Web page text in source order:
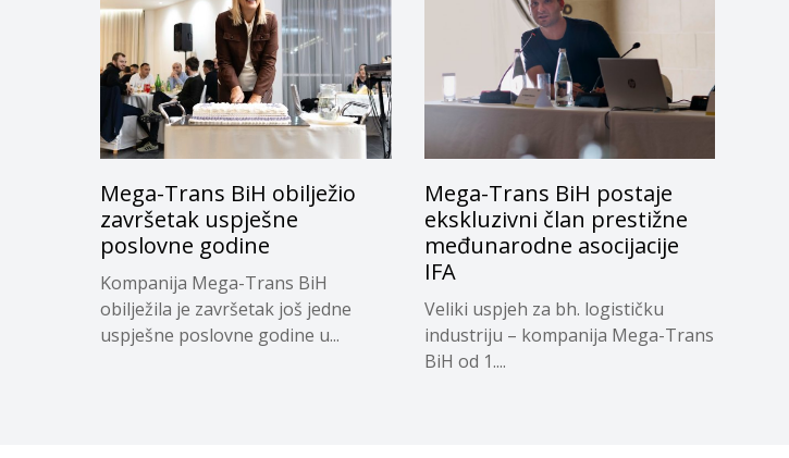
Mega-Trans BiH obilježio
završetak uspješne
poslovne godine
Kompanija Mega-Trans BiH
obilježila je završetak još jedne
uspješne poslovne godine u...
Mega-Trans BiH postaje
ekskluzivni član prestižne
međunarodne asocijacije
IFA
Veliki uspjeh za bh. logističku
industriju – kompanija Mega-Trans
BiH od 1....